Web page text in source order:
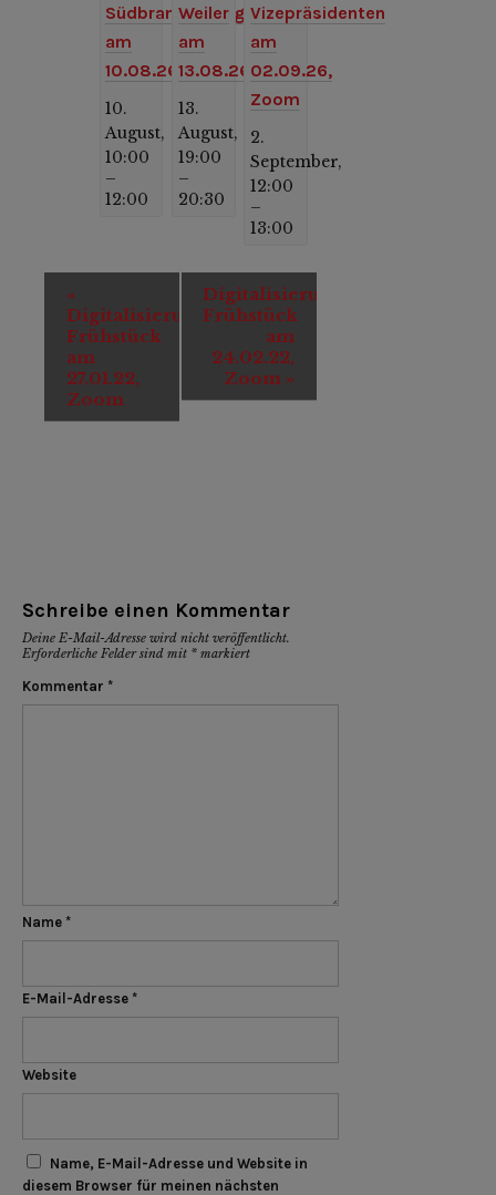
Südbrandenburg
am
10.08.26
10.
August,
10:00
–
12:00
Weiler
am
13.08.26
13.
August,
19:00
–
20:30
Vizepräsidenten
am
02.09.26,
Zoom
2.
September,
12:00
–
13:00
Navigation
«
Digitalisierungs-
Frühstück
am
27.01.22,
Zoom
Digitalisierungs-
Frühstück
am
24.02.22,
Zoom »
Schreibe einen Kommentar
Deine E-Mail-Adresse wird nicht veröffentlicht.
Erforderliche Felder sind mit * markiert
Kommentar *
Name *
E-Mail-Adresse *
Website
Name, E-Mail-Adresse und Website in
diesem Browser für meinen nächsten